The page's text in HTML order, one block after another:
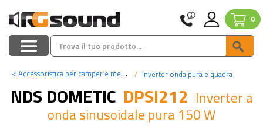
0
< Accessoristica per camper e mezzi pesanti Inverter onda pura e quadra
NDS DOMETIC DPSI212 Inverter a
onda sinusoidale pura 150 W